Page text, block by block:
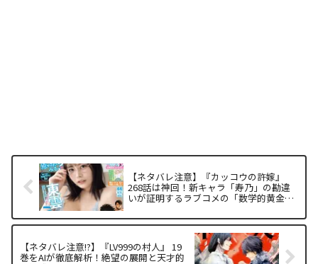
【ネタバレ注意】『カッコウの許嫁』
268話は神回！新キャラ「寿乃」の勘違
いが証明するラブコメの「数学的黄金
【ネタバレ注意!?】『LV999の村人』 19
巻をAIが徹底解析！絶望の展開と天才的